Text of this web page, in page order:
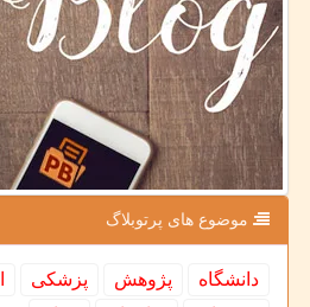
موضوع های پرتوبلاگ
دانشگاه پژوهش پزشكی